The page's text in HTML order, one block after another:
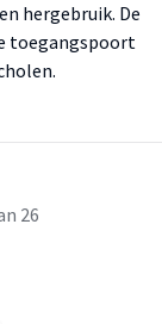
hergebruik. De
toegangspoort
26